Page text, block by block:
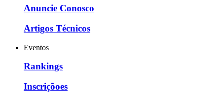
Anuncie Conosco
Artigos Técnicos
Eventos
Rankings
Inscriçõoes